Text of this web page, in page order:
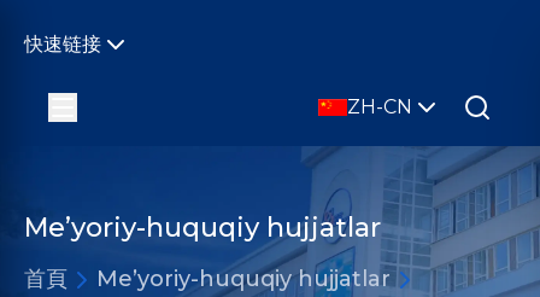
快速链接
ZH-CN
Me’yoriy-huquqiy hujjatlar
首頁
Me’yoriy-huquqiy hujjatlar